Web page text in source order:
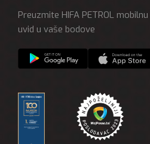
Preuzmite HIFA PETROL
uvid u vaše bodove